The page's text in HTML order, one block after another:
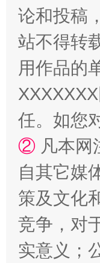
漫山遍野的桃花与
论和投稿
站不得转
用作品的
任。如您
② 凡本网
自其它媒
策及文化
竞争，对
实意义；